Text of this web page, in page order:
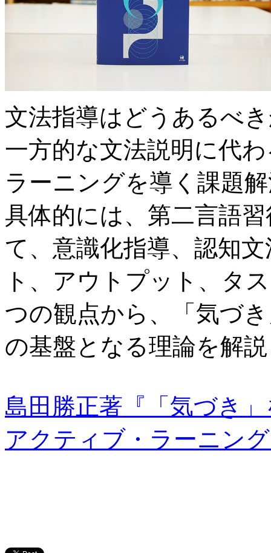
文法指導はどうあるべ
一方的な文法説明に代
ラーニングを導く課題
具体的には、第二言語
て、意識化指導、認知
ト、アウトプット、タ
つの観点から、「気づ
の基盤となる理論を解
島田勝正著『「気づき
アクティブ・ラーニン